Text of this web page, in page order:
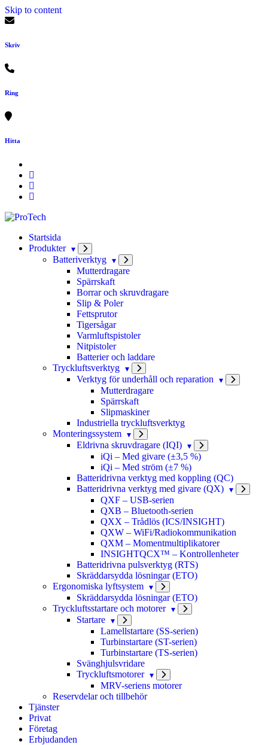
Skip to content
Skriv
Ring
Hitta
Startsida
Produkter
Batteriverktyg
Mutterdragare
Spärrskaft
Borrar och skruvdragare
Slip & Poler
Fettsprutor
Tigersågar
Varmluftspistoler
Nitpistoler
Batterier och laddare
Tryckluftsverktyg
Verktyg för underhåll och reparation
Mutterdragare
Spärrskaft
Slipmaskiner
Industriella tryckluftsverktyg
Monteringssystem
Eldrivna skruvdragare (IQI)
iQi – Med givare (±3,5 %)
iQi – Med ström (±7 %)
Batteridrivna verktyg med koppling (QC)
Batteridrivna verktyg med givare (QX)
QXF – USB-serien
QXB – Bluetooth-serien
QXX – Trådlös (ICS/INSIGHT)
QXW – WiFi/Radiokommunikation
QXM – Momentmultiplikatorer
INSIGHTQCX™ – Kontrollenheter
Batteridrivna pulsverktyg (RTS)
Skräddarsydda lösningar (ETO)
Ergonomiska lyftsystem
Skräddarsydda lösningar (ETO)
Tryckluftsstartare och motorer
Startare
Lamellstartare (SS-serien)
Turbinstartare (ST-serien)
Turbinstartare (TS-serien)
Svänghjulsvridare
Tryckluftsmotorer
MRV-seriens motorer
Reservdelar och tillbehör
Tjänster
Privat
Företag
Erbjudanden